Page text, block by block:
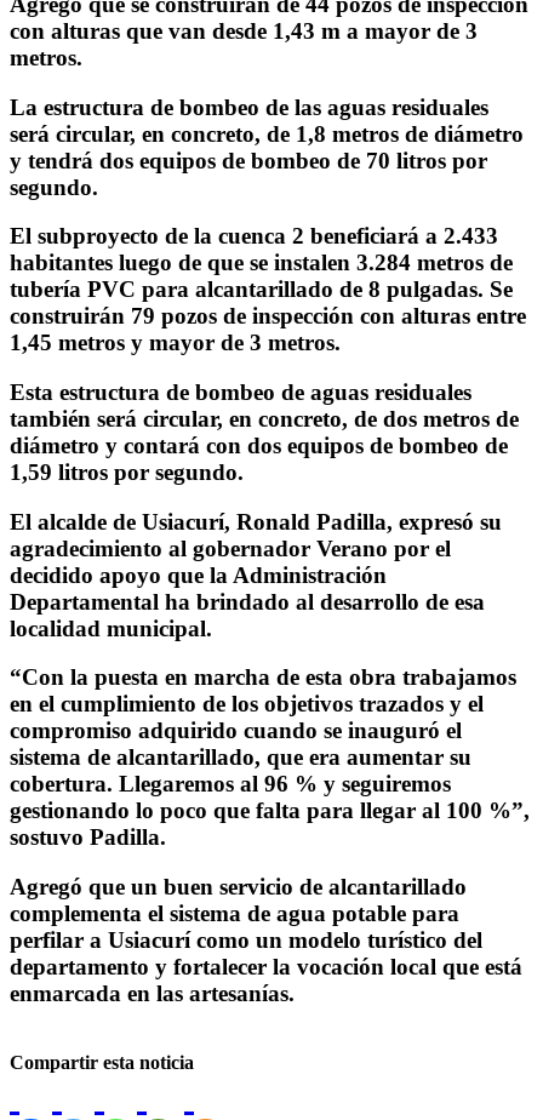
con alturas que van desde 1,43 m a mayor de 3
metros.
La estructura de bombeo de las aguas residuales
será circular, en concreto, de 1,8 metros de diámetro
y tendrá dos equipos de bombeo de 70 litros por
segundo.
El subproyecto de la cuenca 2 beneficiará a 2.433
habitantes luego de que se instalen 3.284 metros de
tubería PVC para alcantarillado de 8 pulgadas. Se
construirán 79 pozos de inspección con alturas entre
1,45 metros y mayor de 3 metros.
Esta estructura de bombeo de aguas residuales
también será circular, en concreto, de dos metros de
diámetro y contará con dos equipos de bombeo de
1,59 litros por segundo.
El alcalde de Usiacurí, Ronald Padilla, expresó su
agradecimiento al gobernador Verano por el
decidido apoyo que la Administración
Departamental ha brindado al desarrollo de esa
localidad municipal.
“Con la puesta en marcha de esta obra trabajamos
en el cumplimiento de los objetivos trazados y el
compromiso adquirido cuando se inauguró el
sistema de alcantarillado, que era aumentar su
cobertura. Llegaremos al 96 % y seguiremos
gestionando lo poco que falta para llegar al 100 %”,
sostuvo Padilla.
Agregó que un buen servicio de alcantarillado
complementa el sistema de agua potable para
perfilar a Usiacurí como un modelo turístico del
departamento y fortalecer la vocación local que está
enmarcada en las artesanías.
Compartir esta noticia